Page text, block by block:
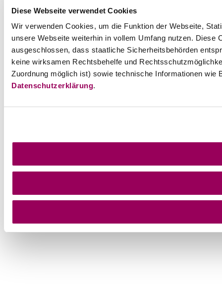
Diese Webseite verwendet Cookies
Wir verwenden Cookies, um die Funktion der Webseite,
unsere Webseite weiterhin in vollem Umfang nutzen.
ausgeschlossen, dass staatliche Sicherheitsbehörden
keine wirksamen Rechtsbehelfe und
Zuordnung möglich ist) sowie technische Informationen
Datenschutzerklärung.